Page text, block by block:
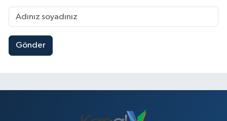
Gönder